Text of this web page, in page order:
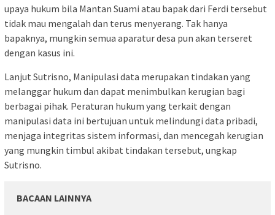
upaya hukum bila Mantan Suami atau bapak dari Ferdi tersebut
tidak mau mengalah dan terus menyerang. Tak hanya
bapaknya, mungkin semua aparatur desa pun akan terseret
dengan kasus ini.
Lanjut Sutrisno, Manipulasi data merupakan tindakan yang
melanggar hukum dan dapat menimbulkan kerugian bagi
berbagai pihak. Peraturan hukum yang terkait dengan
manipulasi data ini bertujuan untuk melindungi data pribadi,
menjaga integritas sistem informasi, dan mencegah kerugian
yang mungkin timbul akibat tindakan tersebut, ungkap
Sutrisno.
BACAAN LAINNYA